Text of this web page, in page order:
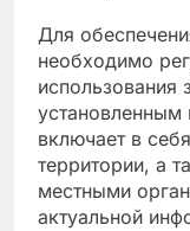
Для
необходимо
использования
включает в
территории, а
местными
актуальной